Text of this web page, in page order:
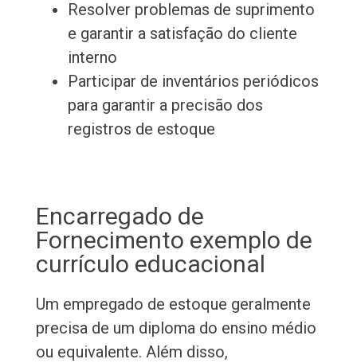
Resolver problemas de suprimento
e garantir a satisfação do cliente
interno
Participar de inventários periódicos
para garantir a precisão dos
registros de estoque
Encarregado de
Fornecimento exemplo de
currículo educacional
Um empregado de estoque geralmente
precisa de um diploma do ensino médio
ou equivalente. Além disso,